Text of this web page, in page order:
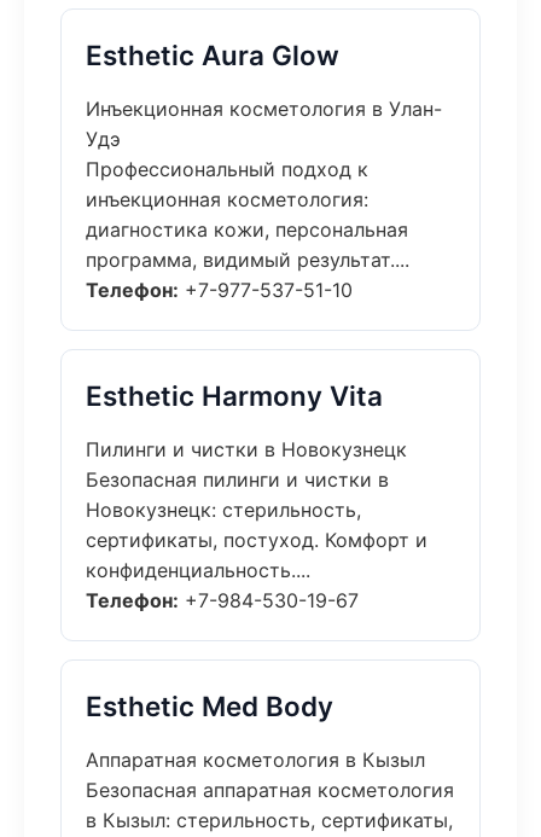
Esthetic Aura Glow
Инъекционная косметология в Улан-
Удэ
Профессиональный подход к
инъекционная косметология:
диагностика кожи, персональная
программа, видимый результат....
Телефон: +7-977-537-51-10
Esthetic Harmony Vita
Пилинги и чистки в Новокузнецк
Безопасная пилинги и чистки в
Новокузнецк: стерильность,
сертификаты, постуход. Комфорт и
конфиденциальность....
Телефон: +7-984-530-19-67
Esthetic Med Body
Аппаратная косметология в Кызыл
Безопасная аппаратная косметология
в Кызыл: стерильность, сертификаты,